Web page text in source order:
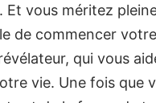
vous méritez
de commencer
qui vous
vie. Une fois que